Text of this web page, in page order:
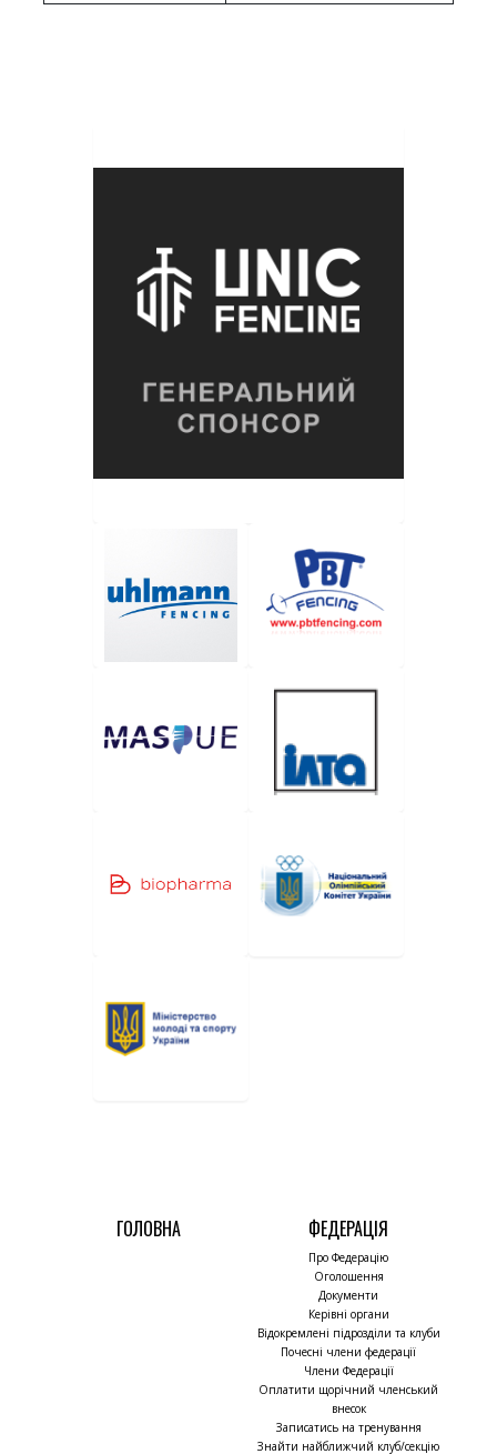
ГОЛОВНА ФЕДЕРАЦІЯ
Про Федерацію
Оголошення
Документи
Керівні органи
Відокремлені підрозділи та клуби
Почесні члени федерації
Члени Федерації
Оплатити щорічний членський
внесок
Записатись на тренування
Знайти найближчий клуб/секцію